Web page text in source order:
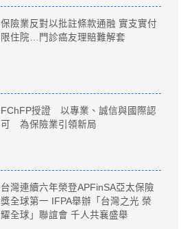
保險業反對以批註條款通融 實支實付
限住院…門診癌友理賠難解套
FChFP授證 以專業、誠信與國際認
可 為保險業引領新局
台灣連續六年榮登APFinSA亞太保險
獎全球第一 IFPA舉辦「台灣之光 榮
耀全球」聯誼會 千人共襄盛舉